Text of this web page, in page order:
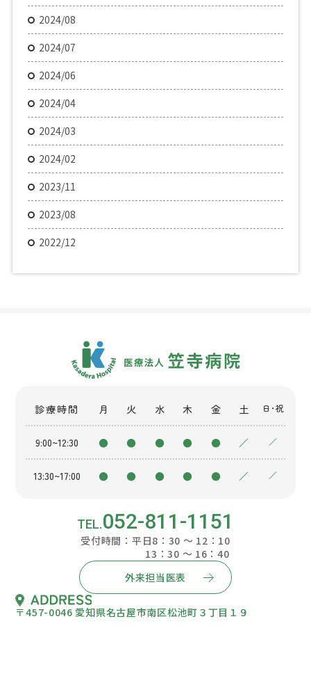
2024/08
2024/07
2024/06
2024/04
2024/03
2024/02
2023/11
2023/08
2022/12
診療時間 月 火 水 木 金 土 日・祝
9:00~12:30 ● ● ● ● ● ／ ／
13:30~17:00 ● ● ● ● ● ／ ／
052-811-1151
受付時間：平日8：30 ～ 12：10
13：30 ～ 16：40
外来担当医表
〒457-0046 愛知県名古屋市南区松池町３丁目１９